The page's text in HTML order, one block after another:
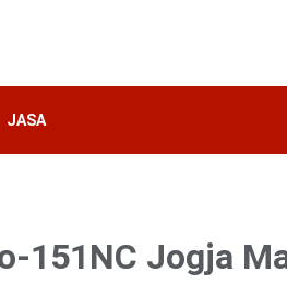
JASA
151NC Jogja